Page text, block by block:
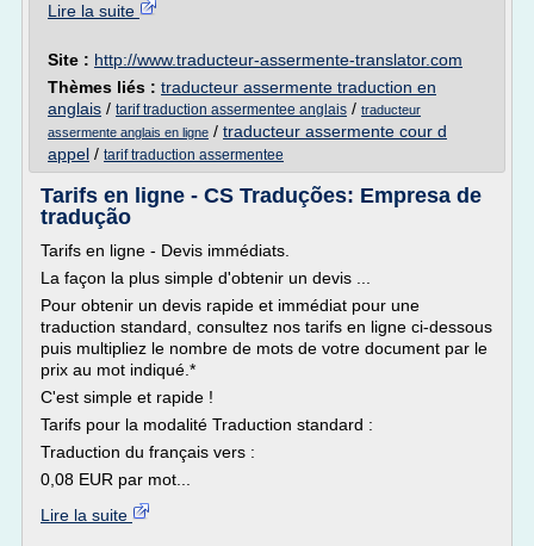
Lire la suite
Site : http://www.traducteur-assermente-translator.com
Thèmes liés : traducteur assermente traduction en
anglais / tarif traduction assermentee anglais / traducteur
assermente anglais en ligne / traducteur assermente cour d
appel / tarif traduction assermentee
Tarifs en ligne - CS Traduções: Empresa de
tradução
Tarifs en ligne - Devis immédiats.
La façon la plus simple d'obtenir un devis ...
Pour obtenir un devis rapide et immédiat pour une
traduction standard, consultez nos tarifs en ligne ci-dessous
puis multipliez le nombre de mots de votre document par le
prix au mot indiqué.*
C'est simple et rapide !
Tarifs pour la modalité Traduction standard :
Traduction du français vers :
0,08 EUR par mot...
Lire la suite